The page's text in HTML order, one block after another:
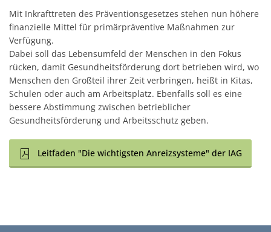
Mit Inkrafttreten des Präventionsgesetzes stehen nun höhere
finanzielle Mittel für primärpräventive Maßnahmen zur
Verfügung.
Dabei soll das Lebensumfeld der Menschen in den Fokus
rücken, damit Gesundheitsförderung dort betrieben wird, wo
Menschen den Großteil ihrer Zeit verbringen, heißt in Kitas,
Schulen oder auch am Arbeitsplatz. Ebenfalls soll es eine
bessere Abstimmung zwischen betrieblicher
Gesundheitsförderung und Arbeitsschutz geben.
Leitfaden "Die wichtigsten Anreizsysteme" der IAG